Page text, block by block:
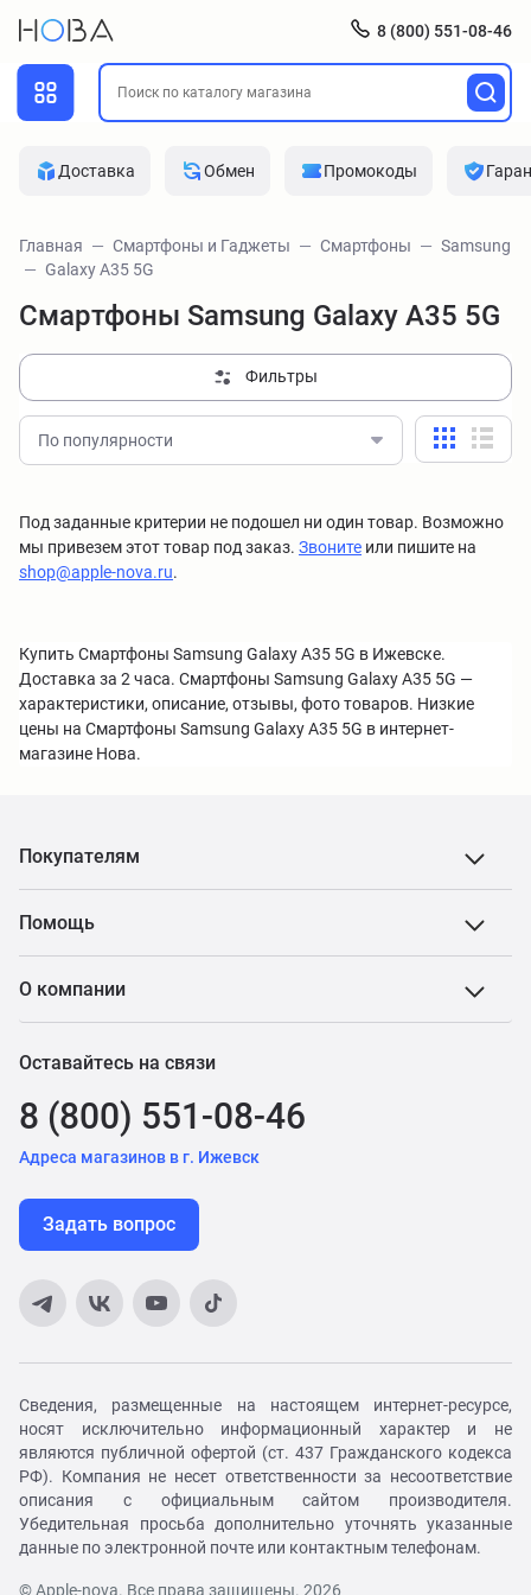
8 (800) 551-08-46
Доставка Обмен Промокоды
Главная Смартфоны и Гаджеты Смартфоны
Samsung
Galaxy A35 5G
Смартфоны Samsung Galaxy A35 5G
Фильтры
По популярности
Под заданные критерии не подошел ни один товар. Возможно
мы привезем этот товар под заказ. Звоните или пишите на
shop@apple-nova.ru.
Купить Смартфоны Samsung Galaxy A35 5G в Ижевске.
Доставка за 2 часа. Смартфоны Samsung Galaxy A35 5G —
характеристики, описание, отзывы, фото товаров. Низкие
цены на Смартфоны Samsung Galaxy A35 5G в интернет-
магазине Нова.
Покупателям
Помощь
О компании
Оставайтесь на связи
8 (800) 551-08-46
Адреса магазинов в г. Ижевск
Задать вопрос
Сведения, размещенные на настоящем интернет-ресурсе,
носят исключительно информационный характер и не
являются публичной офертой (ст. 437 Гражданского кодекса
РФ). Компания не несет ответственности за несоответствие
описания с официальным сайтом производителя.
Убедительная просьба дополнительно уточнять указанные
данные по электронной почте или контактным телефонам.
© Apple-nova. Все права защищены. 2026